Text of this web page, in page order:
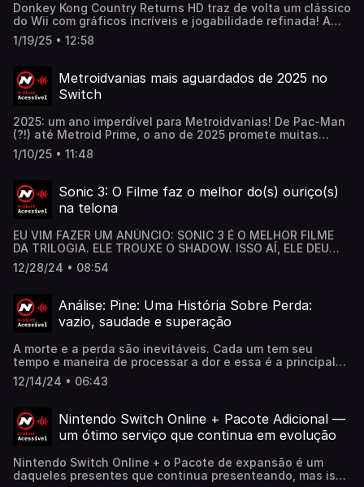
Donkey Kong Country Returns HD traz de volta um clássico
do Wii com gráficos incríveis e jogabilidade refinada! A
remasterização definitiva chegou ao Switch para
encantar novos e antigos fãs. Confira a análise completa
https://www.nintendoblast.com.br/2025/01/donkey-kong-
country-returns-hd-switch-analise-review.html
1/19/25 • 12:58
Metroidvanias mais aguardados de 2025 no
Switch
2025: um ano imperdível para Metroidvanias! De Pac-Man
(?!) até Metroid Prime, o ano de 2025 promete muitas
surpresas para os amantes do gênero. Confira agora
nosso top 10 de jogos mais aguardados do ano e já
https://www.nintendoblast.com.br/2024/12/top-10-
metroidvanias-mais-aguardados-de-2025-no-switch.html
1/10/25 • 11:48
Sonic 3: O Filme faz o melhor do(s) ouriço(s)
na telona
EU VIM FAZER UM ANÚNCIO: SONIC 3 É O MELHOR FILME
DA TRILOGIA. ELE TROUXE O SHADOW. ISSO AÍ, ELE DEU
UMA MOTO PARA O SHADOW. E ELE DISSE "GUACAMOLE".
Confira a matéria completa aqui:
sonic-3-o-filme-shadow-jim-carrey.html
12/28/24 • 08:54
Análise: Pine: Uma História Sobre Perda:
vazio, saudade e superação
A morte e a perda são inevitáveis. Cada um tem seu
tempo e maneira de processar a dor e essa é a principal
mensagem deste jogo que mais parece uma galeria de
arte interativa. Confira a matéria completa aqui:
uma-historia-sobre-perda-switch.html
12/14/24 • 06:43
Nintendo Switch Online + Pacote Adicional —
um ótimo serviço que continua em evolução
Nintendo Switch Online + o Pacote de expansão é um
daqueles presentes que continua presenteando, mas isso